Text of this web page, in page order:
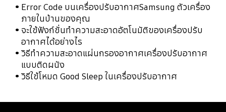
Error Code บนเครื่องปรับอากาศSamsung ตัวเครื่อง
ภายในบ้านของคุณ
จะใช้ฟังก์ชั่นทำความสะอาดอัตโนมัติของเครื่องปรับ
อากาศได้อย่างไร
วิธีทำความสะอาดแผ่นกรองอากาศเครื่องปรับอากาศ
แบบติดผนัง
วิธีใช้โหมด Good Sleep ในเครื่องปรับอากาศ